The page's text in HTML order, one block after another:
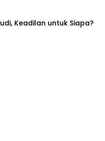
Keadilan untuk Siapa?